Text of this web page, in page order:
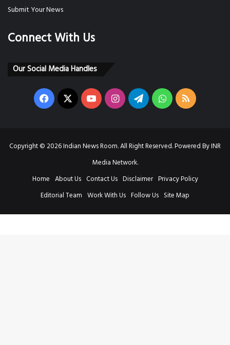
Submit Your News
Connect With Us
Our Social Media Handles
Facebook
X YouTubeInstagramTelegramWhatsApp
RSS
Copyright © 2026 Indian News Room. All Right Reserved. Powered By INR
Media Network.
Home About Us Contact Us Disclaimer Privacy Policy
Editorial Team Work With Us Follow Us Site Map